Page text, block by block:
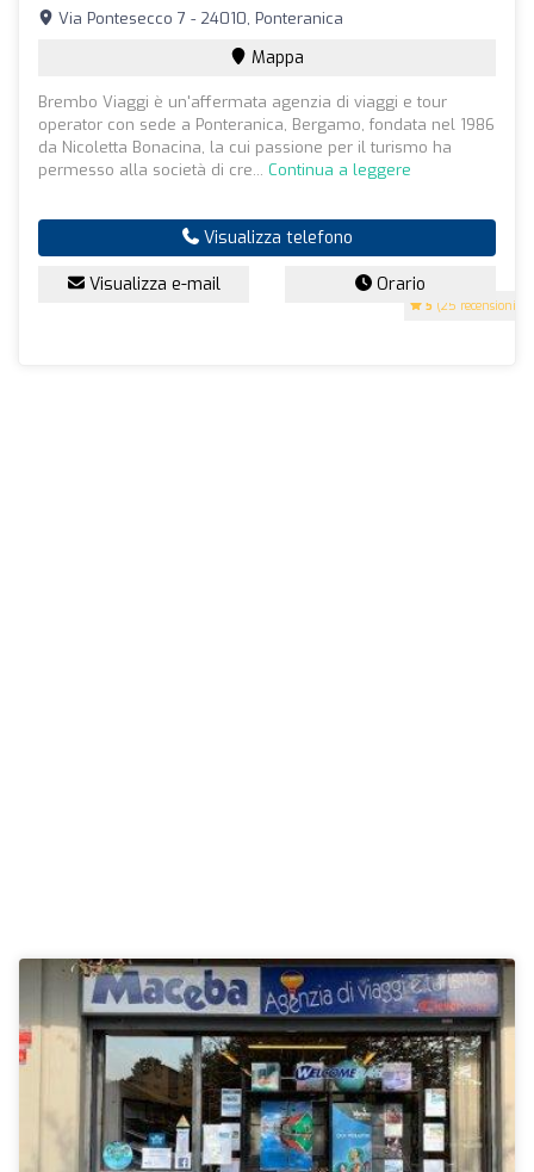
5 (25 recensioni)
Via Pontesecco 7 - 24010, Ponteranica
Mappa
Brembo Viaggi è un'affermata agenzia di viaggi e tour
operator con sede a Ponteranica, Bergamo, fondata nel 1986
da Nicoletta Bonacina, la cui passione per il turismo ha
permesso alla società di cre... Continua a leggere
Visualizza telefono
Visualizza e-mail Orario